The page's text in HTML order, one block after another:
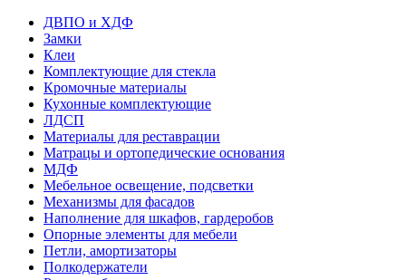
ДВПО и ХДФ
Замки
Клеи
Комплектующие для стекла
Кромочные материалы
Кухонные комплектующие
ЛДСП
Материалы для реставрации
Матрацы и ортопедические основания
МДФ
Мебельное освещение, подсветки
Механизмы для фасадов
Наполнение для шкафов, гардеробов
Опорные элементы для мебели
Петли, амортизаторы
Полкодержатели